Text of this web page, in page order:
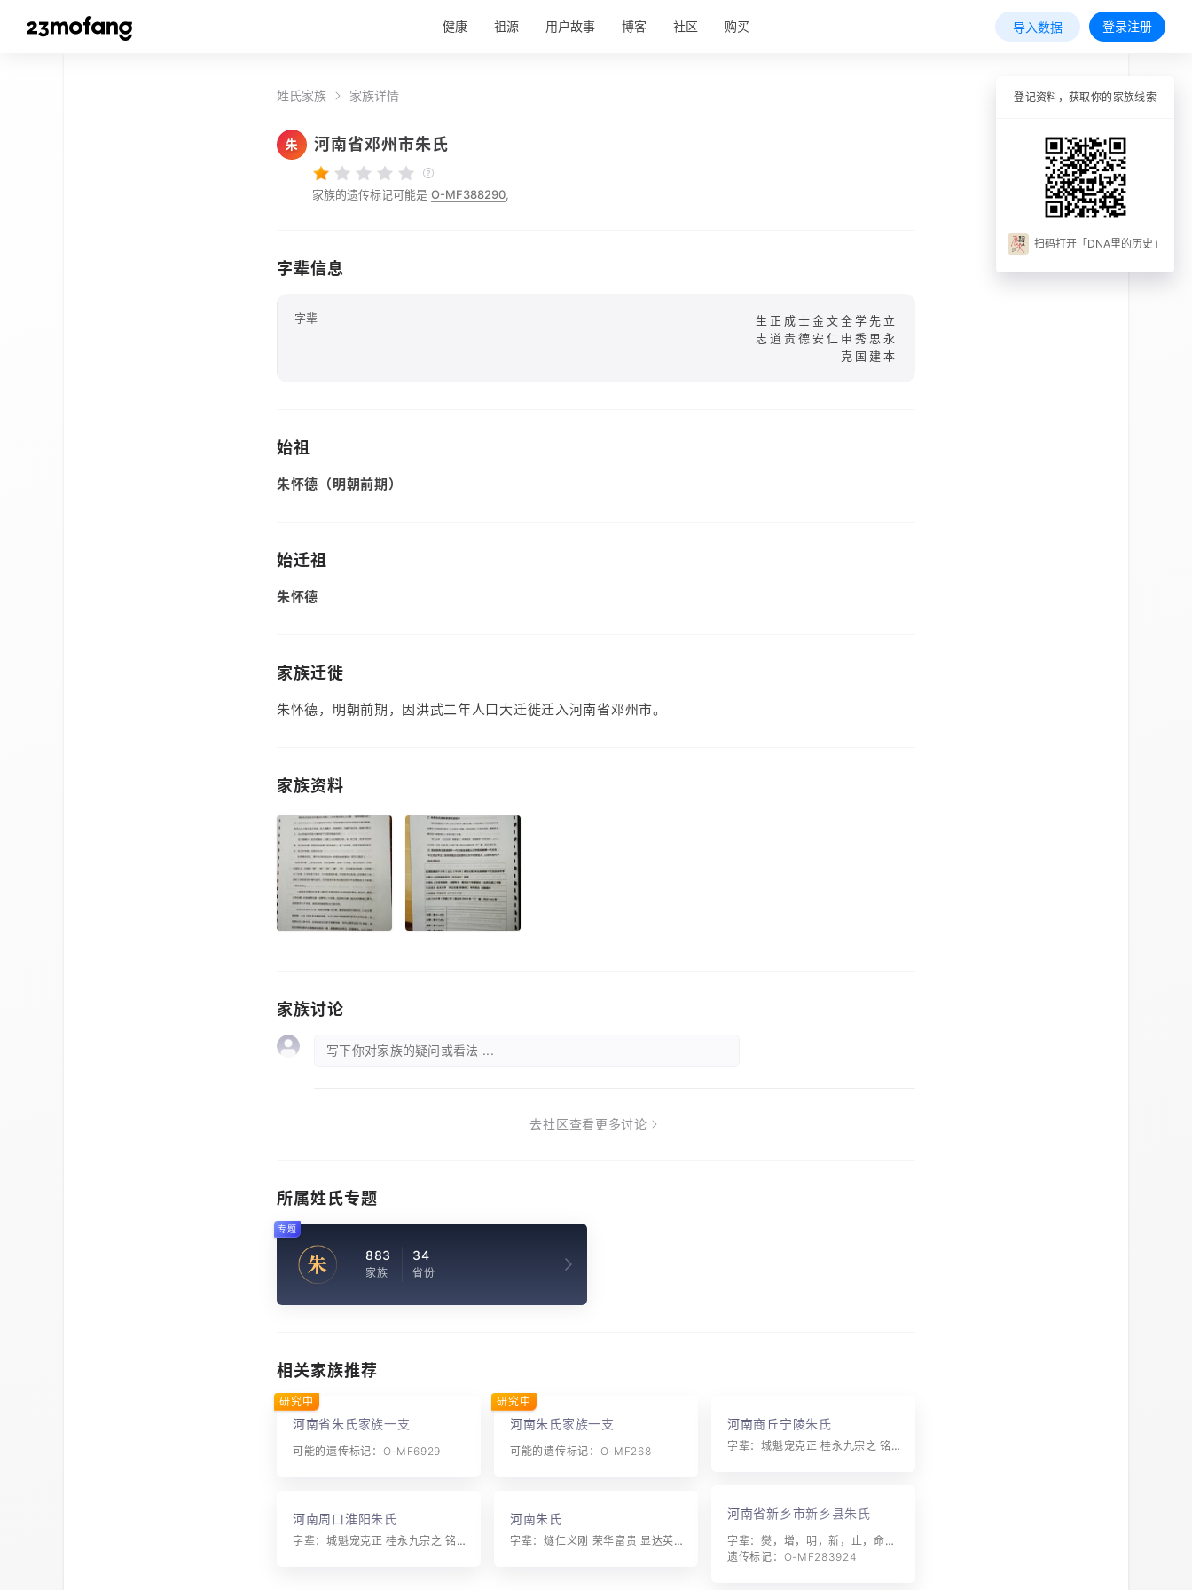
健康 祖源 用户故事 博客 社区 购买 导入数据 登录注册
姓氏家族 家族详情
朱 河南省邓州市朱氏
家族的遗传标记可能是 O-MF388290,
字辈信息
字辈
生正成士金文全学先立
志道贵德安仁申秀思永
克国建本
始祖
朱怀德（明朝前期）
始迁祖
朱怀德
家族迁徙
朱怀德，明朝前期，因洪武二年人口大迁徙迁入河南省邓州市。
家族资料
家族讨论
写下你对家族的疑问或看法 ...
去社区查看更多讨论
所属姓氏专题
朱 883
家族
34
省份
专题
相关家族推荐
河南省朱氏家族一支
可能的遗传标记：O-MF6929
研究中
河南朱氏家族一支
可能的遗传标记：O-MF268
研究中
河南商丘宁陵朱氏
字辈：城魁宠克正 桂永九宗之 铭超俊锡允 圣学世来尊 国朝思大振 立本建鸿勋 布昭天德茂 治化万邦钦 勤俭善良风 忠信广传颂 家合兴百业 廉礼品位升 仁让立基 信诚应世 久远相传 善继祖志 守道敬本 启智宏文 俊杰延秀 耀华永春
河南周口淮阳朱氏
字辈：城魁宠克正 桂永九宗之 铭超俊锡允 圣学世来尊 国朝思大振 立本建鸿勋 布昭天德茂 治化万邦钦 勤俭善良风 忠信广传颂 家合兴百业 廉礼品位升 仁让立基 信诚应世 久远相传 善继祖志 守道敬本 启智宏文 俊杰延秀 耀华永春
河南朱氏
字辈：燧仁义刚 荣华富贵 显达英奇沛模烜垲钟泽树熺
河南省新乡市新乡县朱氏
字辈：爕，增，明，新，止，命，修，习德，孔，美，长，永，序，至，仁，香
遗传标记：O-MF283924
登记资料，获取你的家族线索
扫码打开「DNA里的历史」